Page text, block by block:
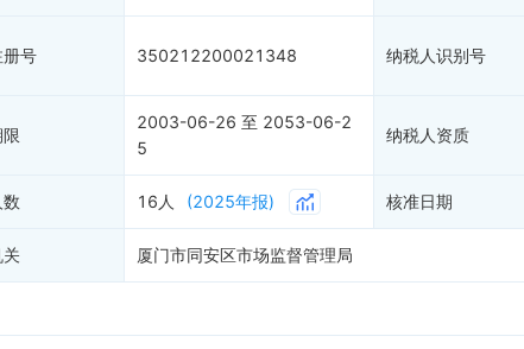
客户
册号 350212200021348 纳税人识别号
2003-06-26 至 2053-06-2
5
纳税人资质
16人 (2025年报) 核准日期
关 厦门市同安区市场监督管理局